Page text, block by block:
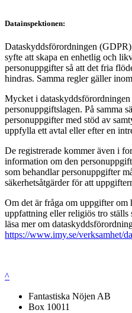
Datainspektionen:
Dataskyddsförordningen
syfte att skapa en enhetlig och
personuppgifter så att det fria
hindras. Samma regler gäller
Mycket i
personuppgiftslagen. På samma
personuppgifter med stöd av
uppfylla ett avtal eller efter en
De registrerade kommer även i
information om den
som behandlar personuppgifter
säkerhetsåtgärder för att
Om det är fråga om uppgifter om
uppfattning eller religiös tro ställs
läsa mer om
https://www.imy.se/verksamhet/
^
Fantastiska Nöjen AB
Box 10011